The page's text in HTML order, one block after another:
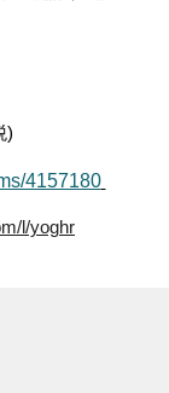
)
4157180
l/yoghr